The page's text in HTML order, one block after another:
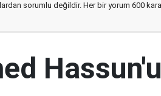
sorumlu değildir. Her bir yorum 600